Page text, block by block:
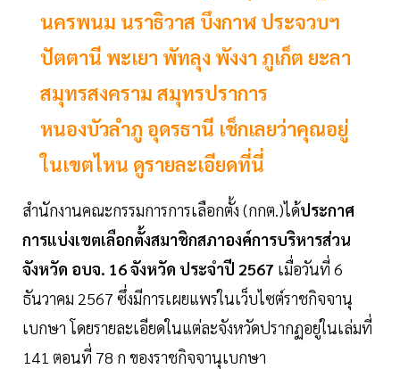
นครพนม นราธิวาส บึงกาฬ ประจวบฯ
ปัตตานี พะเยา พัทลุง พังงา ภูเก็ต ยะลา
สมุทรสงคราม สมุทรปราการ
หนองบัวลำภู อุดรธานี เช็กเลยว่าคุณอยู่
ในเขตไหน ดูรายละเอียดที่นี่
สำนักงานคณะกรรมการการเลือกตั้ง (กกต.)ได้ประกาศ
การแบ่งเขตเลือกตั้งสมาชิกสภาองค์การบริหารส่วน
จังหวัด อบจ. 16 จังหวัด ประจำปี 2567 เมื่อวันที่ 6
ธันวาคม 2567 ซึ่งมีการเผยแพร่ในเว็บไซต์ราชกิจจานุ
เบกษา โดยรายละเอียดในแต่ละจังหวัดปรากฏอยู่ในเล่มที่
141 ตอนที่ 78 ก ของราชกิจจานุเบกษา